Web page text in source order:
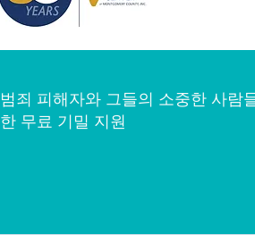
범죄 피해자와 그들의 소중한 사람
한 무료 기밀 지원